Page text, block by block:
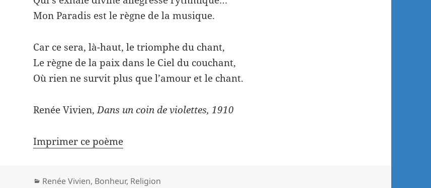
Mon Paradis est le règne de la musique.
Car ce sera, là-haut, le triomphe du chant,
Le règne de la paix dans le Ciel du couchant,
Où rien ne survit plus que l’amour et le chant.
Renée Vivien,Dans un coin de violettes, 1910
Imprimer ce poème
Catégories
Renée Vivien, Bonheur, Religion